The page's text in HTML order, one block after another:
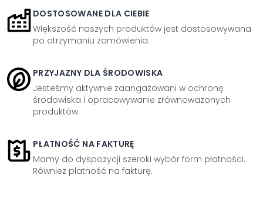
DOSTOSOWANE DLA CIEBIE
Większość naszych produktów jest dostosowywana
po otrzymaniu zamówienia.
PRZYJAZNY DLA ŚRODOWISKA
Jesteśmy aktywnie zaangażowani w ochronę
środowiska i opracowywanie zrównoważonych
produktów.
PŁATNOŚĆ NA FAKTURĘ
Mamy do dyspozycji szeroki wybór form płatności.
Również płatność na fakturę.